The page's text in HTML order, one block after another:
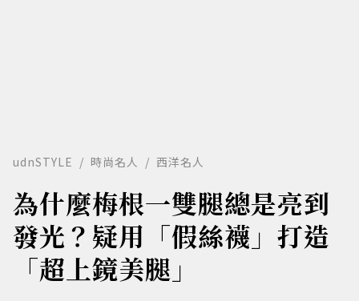
udnSTYLE 時尚名人 西洋名人
為什麼梅根一雙腿總是亮到
發光？疑用「假絲襪」打造
「超上鏡美腿」